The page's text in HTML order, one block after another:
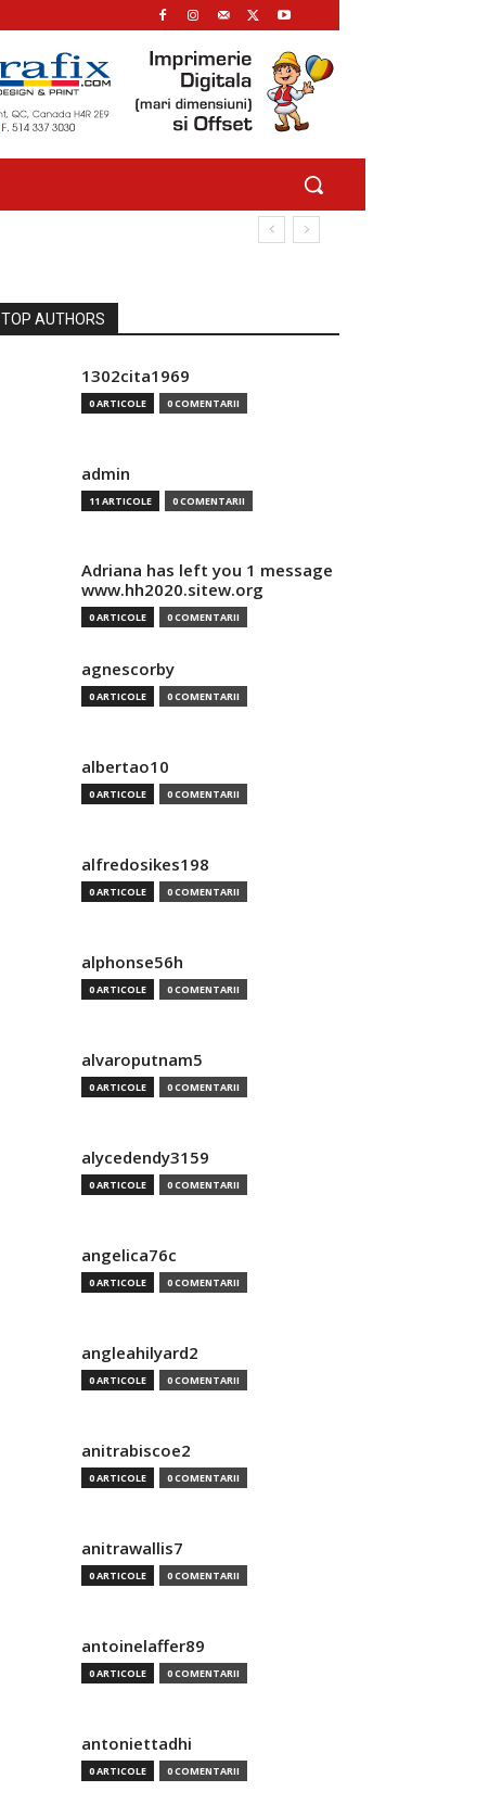
TOP AUTHORS
1302cita1969
0 ARTICOLE 0 COMENTARII
admin
11 ARTICOLE 0 COMENTARII
Adriana has left you 1 message
www.hh2020.sitew.org
0 ARTICOLE 0 COMENTARII
agnescorby
0 ARTICOLE 0 COMENTARII
albertao10
0 ARTICOLE 0 COMENTARII
alfredosikes198
0 ARTICOLE 0 COMENTARII
alphonse56h
0 ARTICOLE 0 COMENTARII
alvaroputnam5
0 ARTICOLE 0 COMENTARII
alycedendy3159
0 ARTICOLE 0 COMENTARII
angelica76c
0 ARTICOLE 0 COMENTARII
angleahilyard2
0 ARTICOLE 0 COMENTARII
anitrabiscoe2
0 ARTICOLE 0 COMENTARII
anitrawallis7
0 ARTICOLE 0 COMENTARII
antoinelaffer89
0 ARTICOLE 0 COMENTARII
antoniettadhi
0 ARTICOLE 0 COMENTARII